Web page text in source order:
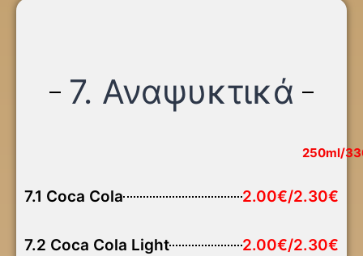
7. Αναψυκτικά
250ml/
7.1 Coca Cola 2.00€/2.30€
7.2 Coca Cola Light 2.00€/2.30€